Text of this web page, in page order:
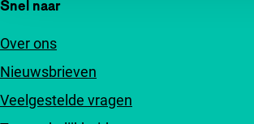
Snel naar
Over ons
Nieuwsbrieven
Veelgestelde vragen